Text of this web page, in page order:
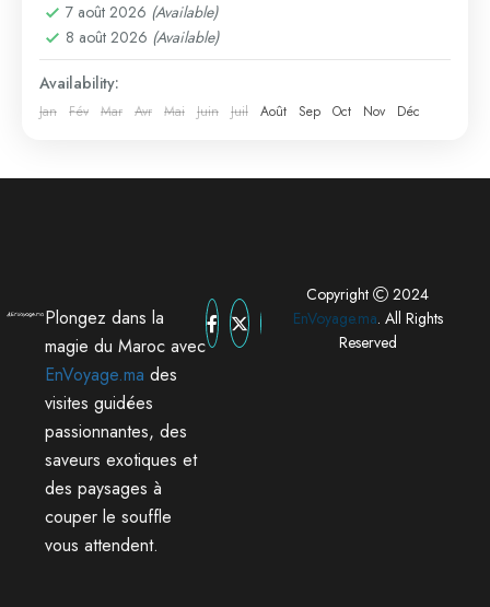
7 août 2026 (Available)
8 août 2026 (Available)
Availability:
Jan Fév Mar Avr Mai Juin Juil Août Sep Oct Nov Déc
Plongez dans la
magie du Maroc avec
EnVoyage.ma des
visites guidées
passionnantes, des
saveurs exotiques et
des paysages à
couper le souffle
vous attendent.
Copyright
2024
EnVoyage.ma. All Rights
Reserved